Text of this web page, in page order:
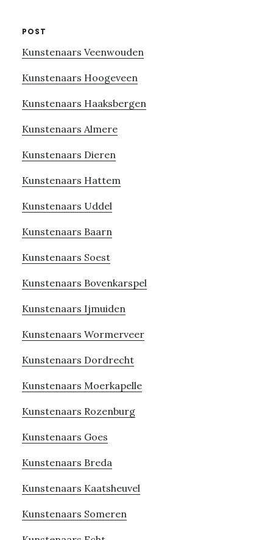
POST
Kunstenaars Veenwouden
Kunstenaars Hoogeveen
Kunstenaars Haaksbergen
Kunstenaars Almere
Kunstenaars Dieren
Kunstenaars Hattem
Kunstenaars Uddel
Kunstenaars Baarn
Kunstenaars Soest
Kunstenaars Bovenkarspel
Kunstenaars Ijmuiden
Kunstenaars Wormerveer
Kunstenaars Dordrecht
Kunstenaars Moerkapelle
Kunstenaars Rozenburg
Kunstenaars Goes
Kunstenaars Breda
Kunstenaars Kaatsheuvel
Kunstenaars Someren